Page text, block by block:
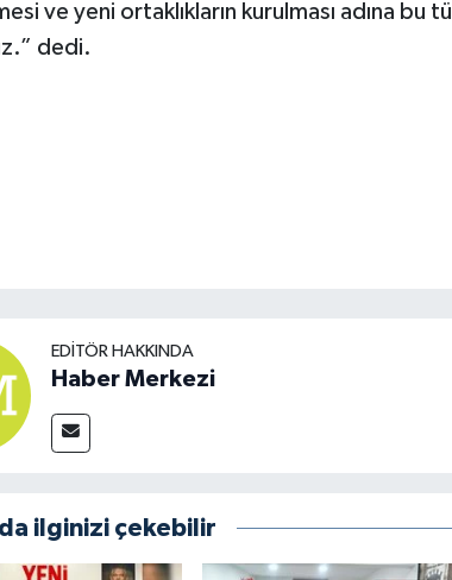
ve yeni ortaklıkların kurulması adına bu
dedi.
EDITÖR HAKKINDA
Haber Merkezi
ilginizi çekebilir